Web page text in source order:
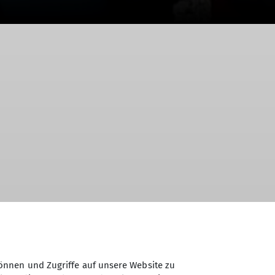
Bayerischer Wald . Dem Kirchlein
und Zugriffe auf unsere Website zu